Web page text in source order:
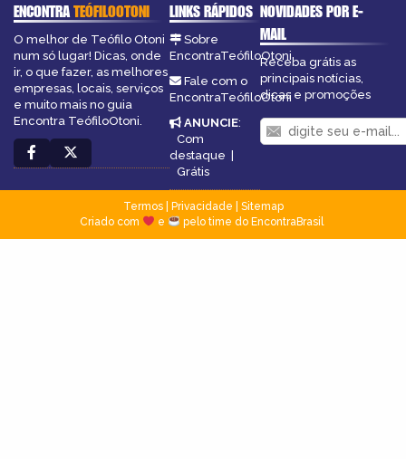
ENCONTRATEÓFILOOTONI
O melhor de Teófilo Otoni
num só lugar! Dicas, onde
ir, o que fazer, as melhores
empresas, locais, serviços
e muito mais no guia
Encontra TeófiloOtoni.
LINKS RÁPIDOS
Sobre
EncontraTeófiloOtoni
Fale com o
EncontraTeófiloOtoni
ANUNCIE:
Com
destaque |
Grátis
NOVIDADES POR E-
MAIL
Receba grátis as
principais notícias,
dicas e promoções
Termos| Privacidade
Sitemap
Criado com
e pelo time do EncontraBrasil